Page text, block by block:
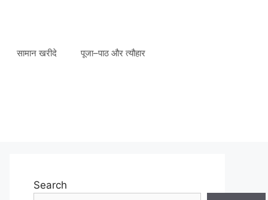
सामान खरीदे पूजा–पाठ और त्यौहार
Search